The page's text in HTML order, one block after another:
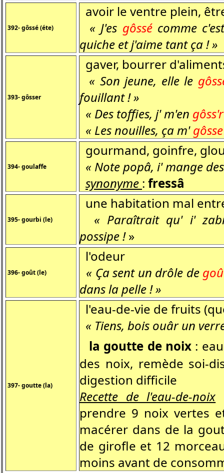
392- gôssé (éte)
avoir le ventre plein,
« J'es gôssécomme
quiche et j'aime tant ça ! »
393- gôsser
gaver, bourrer
« Son jeune, elle le
fouillant ! »
« Des toffies, j' m'en
« Les nouilles, ça m'gôsse
394- goulaffe
gourmand, goinfre,
« Note popâ, i' mange
synonyme : fressâ
395- gourbi (le)
une habitation mal
« Paraîtrait qu' i'
possipe !»
396- goût (le)
l'odeur
« Ça sent un drôle de
dans la pelle ! »
397- goutte (la)
l'eau-de-vie de fruits
« Tiens, bois ouâr un
la goutte de noix:
des noix, remède soi-
digestion difficile
Recette de l'eau-de-noix
prendre 9 noix vertes
macérer dans de la
de girofle et 12
moins avant de